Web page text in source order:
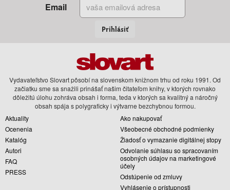
Email
Prihlásiť
Vydavateľstvo Slovart pôsobí na slovenskom knižnom trhu od roku 1991. Od
začiatku sme sa snažili prinášať našim čitateľom knihy, v ktorých rovnako
dôležitú úlohu zohráva obsah i forma, teda v ktorých sa kvalitný a náročný
obsah spája s polygraficky i výtvarne bezchybnou formou.
Aktuality
Ocenenia
Katalóg
Autori
FAQ
PRESS
Ako nakupovať
Všeobecné obchodné podmienky
Žiadosť o vymazanie digitálnej stopy
Odvolanie súhlasu so spracovaním
osobných údajov na marketingové
účely
Odstúpenie od zmluvy
Vyhlásenie o prístupnosti